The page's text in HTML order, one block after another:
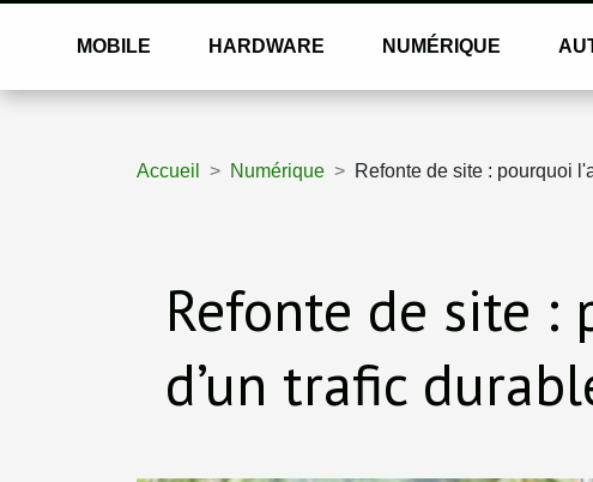
MOBILE HARDWARE NUMÉRIQUE
Accueil Numérique Refonte de site : pourquoi
Refonte de site :
d’un trafic